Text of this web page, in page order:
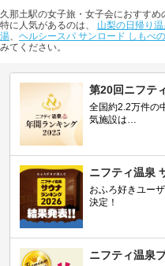
久那土駅の女子旅・女子会におすす
特に人気があるのは、 山梨の日帰り温
湯、 ヘルシースパ サンロード しもべ
みてください。
第20回ニフテ
全国約2.2万件の
気施設は…
ニフティ温泉
おふろ好きユー
決定！
ニフティ温泉